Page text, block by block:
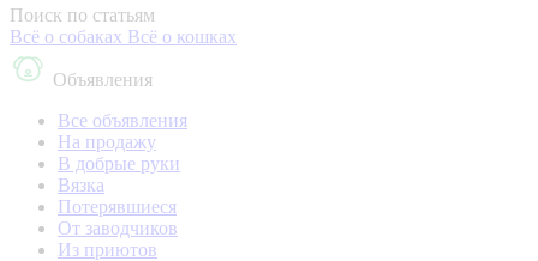
Поиск по статьям
Всё о собаках Всё о кошках
Объявления
Все объявления
На продажу
В добрые руки
Вязка
Потерявшиеся
От заводчиков
Из приютов